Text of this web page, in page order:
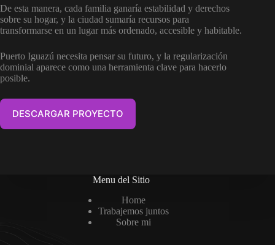
De esta manera, cada familia ganaría estabilidad y derechos
sobre su hogar, y la ciudad sumaría recursos para
transformarse en un lugar más ordenado, accesible y habitable.
Puerto Iguazú necesita pensar su futuro, y la regularización
dominial aparece como una herramienta clave para hacerlo
posible.
DESCARGAR PROYECTO
Menu del Sitio
Home
Trabajemos juntos
Sobre mi